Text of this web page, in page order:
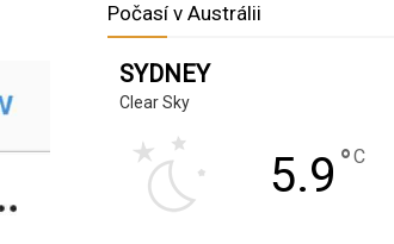
Počasí v Austrálii
SYDNEY
Clear Sky
5.9 °C